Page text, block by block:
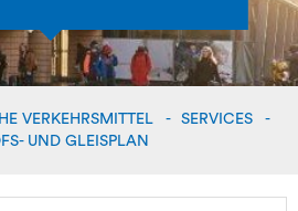
VERKEHRSMITTEL
SERVICES
UND GLEISPLAN